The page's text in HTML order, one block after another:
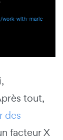
tout,
des
facteur X